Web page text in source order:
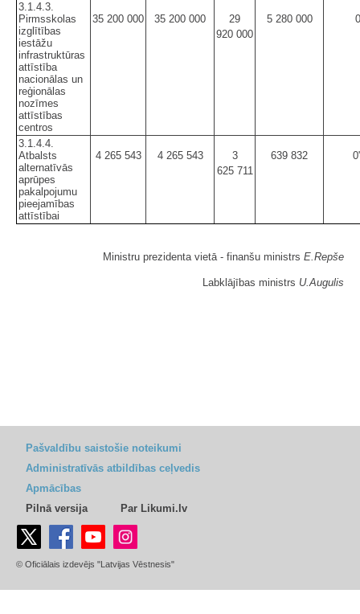
3.1.4.3.
Pirmsskolas
izglītības
iestāžu
infrastruktūras
attīstība
nacionālas un
reģionālas
nozīmes
attīstības
centros
35 200 000 35 200 000
29
920 000
5 280 000 0
3.1.4.4.
Atbalsts
alternatīvās
aprūpes
pakalpojumu
pieejamības
attīstībai
4 265 543 4 265 543
3
625 711
639 832
Ministru prezidenta vietā - finanšu ministrs E.Repše
Labklājības ministrs U.Augulis
Pašvaldību saistošie noteikumi
Administratīvās atbildības ceļvedis
Apmācības
Pilnā versija
Par Likumi.lv
© Oficiālais izdevējs "Latvijas Vēstnesis"